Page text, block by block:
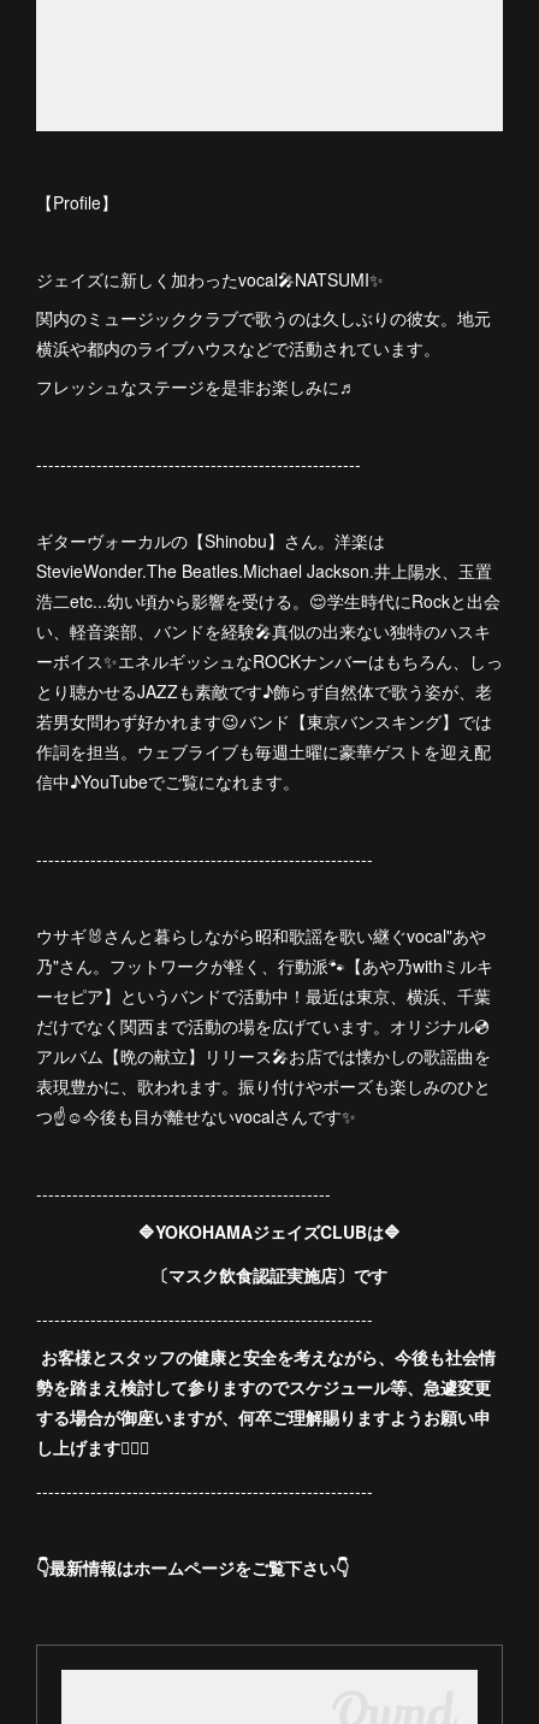
【Profile】
ジェイズに新しく加わったvocal🎤NATSUMI✨
関内のミュージッククラブで歌うのは久しぶりの彼女。地元
横浜や都内のライブハウスなどで活動されています。
フレッシュなステージを是非お楽しみに♬
------------------------------------------------------
ギターヴォーカルの【Shinobu】さん。洋楽は
StevieWonder.The Beatles.Michael Jackson.井上陽水、玉置
浩二etc...幼い頃から影響を受ける。😌学生時代にRockと出会
い、軽音楽部、バンドを経験🎤真似の出来ない独特のハスキ
ーボイス✨エネルギッシュなROCKナンバーはもちろん、しっ
とり聴かせるJAZZも素敵です♪飾らず自然体で歌う姿が、老
若男女問わず好かれます😉バンド【東京バンスキング】では
作詞を担当。ウェブライブも毎週土曜に豪華ゲストを迎え配
信中♪YouTubeでご覧になれます。
--------------------------------------------------------
ウサギ🐰さんと暮らしながら昭和歌謡を歌い継ぐvocal"あや
乃"さん。フットワークが軽く、行動派🐾【あや乃withミルキ
ーセピア】というバンドで活動中！最近は東京、横浜、千葉
だけでなく関西まで活動の場を広げています。オリジナル💿
アルバム【晩の献立】リリース🎤お店では懐かしの歌謡曲を
表現豊かに、歌われます。振り付けやポーズも楽しみのひと
つ☝️☺️今後も目が離せないvocalさんです✨
-------------------------------------------------
🔷YOKOHAMAジェイズCLUBは🔷
〔マスク飲食認証実施店〕です
--------------------------------------------------------
お客様とスタッフの健康と安全を考えながら、今後も社会情
勢を踏まえ検討して参りますのでスケジュール等、急遽変更
する場合が御座いますが、何卒ご理解賜りますようお願い申
し上げます🙇🏻‍♀️
--------------------------------------------------------
👇最新情報はホームページをご覧下さい👇